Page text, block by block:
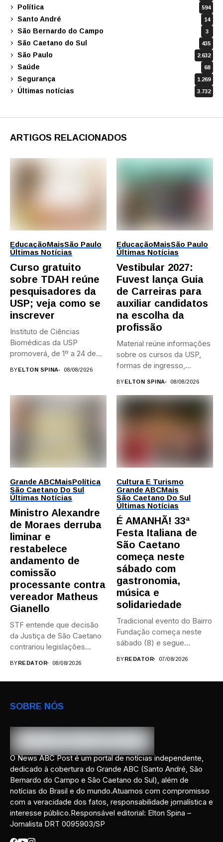
Política 594
Santo André 14
São Bernardo do Campo 3
São Caetano do Sul 435
São Paulo 2.632
Saúde 68
Segurança 1.269
Últimas notícias 3.732
ARTIGOS RELACIONADOS
EducaçãoMaisSão Paulo
Últimas Notícias
Curso gratuito
sobre TDAH reúne
pesquisadores da
USP; veja como se
inscrever
Instituto de Ciências
Biomédicas da USP
promoverá, de 1º a 24 de...
BYELTON SPINA 08/08/2026
EducaçãoMaisSão Paulo
Últimas Notícias
Vestibular 2027:
Fuvest lança Guia
de Carreiras para
auxiliar candidatos
na escolha da
profissão
Material reúne informações
sobre os cursos da USP,
formas de ingresso,
BYELTON SPINA 08/08/2026
Grande ABCMaisPolítica
São Caetano Do Sul
Últimas Notícias
Ministro Alexandre
de Moraes derruba
liminar e
restabelece
andamento de
comissão
processante contra
vereador Matheus
Gianello
STF entende que decisão
da Justiça de São Caetano
contrariou legislações
BYREDATOR 08/08/2026
Cultura E Turismo
Grande ABCMais
São Caetano Do Sul
Últimas Notícias
É AMANHÃ! 33ª
Festa Italiana de
São Caetano
começa neste
sábado com
gastronomia,
música e
solidariedade
Tradicional evento do Bairro
Fundação começa neste
sábado (8) e segue
BYREDATOR 07/08/2026
SOBRE NÓS
O News ABC Post é um portal de notícias independente,
dedicado à cobertura do Grande ABC (Santo André, São
Bernardo do Campo e São Caetano do Sul), além de
notícias do Brasil e do mundo.Atuamos com compromisso
com a veracidade dos fatos, responsabilidade jornalística e
interesse público.Responsável editorial: Elton Spina –
Jornalista DRT 0095903/SP